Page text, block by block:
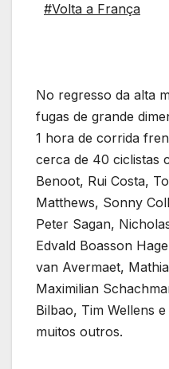
#Volta a França
No regresso da alta
fugas de grande
1 hora de corrida
cerca de 40 ciclistas
Benoot, Rui Costa,
Matthews, Sonny
Peter Sagan,
Edvald Boasson
van Avermaet,
Maximilian
Bilbao, Tim Wellens
muitos outros.